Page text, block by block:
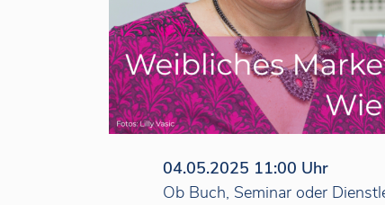
04.05.2025 11:00 Uhr
Ob Buch, Seminar oder